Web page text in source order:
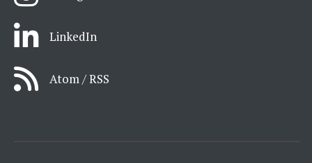
LinkedIn
Atom / RSS